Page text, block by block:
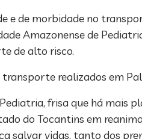
de morbidade no
Amazonense de
de alto risco.
realizados em
frisa que há mais
do Tocantins em
salvar vidas, tanto dos